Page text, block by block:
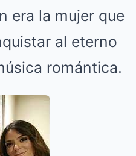
era la mujer que
al eterno
romántica.